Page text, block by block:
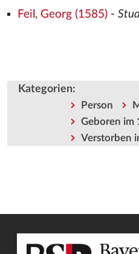
Feil, Georg (1585)-
Kategorien:
Person
Geboren im
Verstorben